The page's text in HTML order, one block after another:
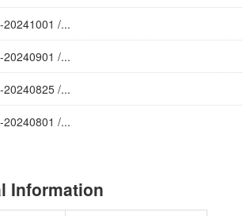
/...
/...
/...
/...
Information